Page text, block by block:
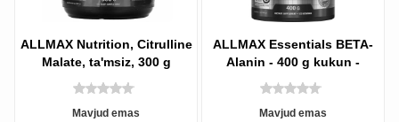
ALLMAX Nutrition, Citrulline
Malate, ta'msiz, 300 g
Mavjud emas
ALLMAX Essentials BETA-
Alanin - 400 g kukun -
mushaklarning
charchoqlarini
Mavjud emas